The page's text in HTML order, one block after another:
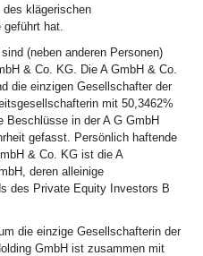
des klägerischen
geführt hat.
(neben anderen Personen)
& Co. KG. Die A GmbH & Co.
die einzigen Gesellschafter der
mit 50,3462%
in der A G GmbH
gefasst. Persönlich haftende
& Co. KG ist die A
deren alleinige
des Private Equity Investors B
die einzige Gesellschafterin der
GmbH ist zusammen mit